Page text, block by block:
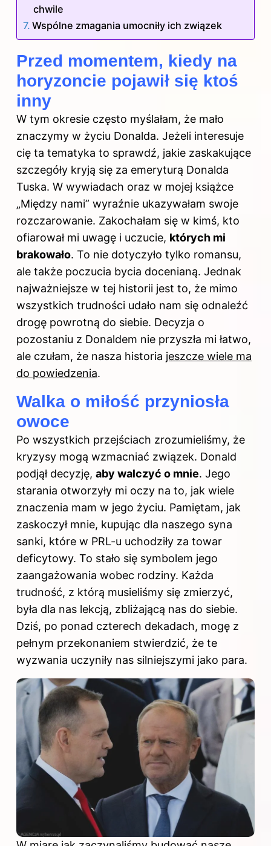
chwile
Wspólne zmagania umocniły ich związek
Przed momentem, kiedy na
horyzoncie pojawił się ktoś
inny
W tym okresie często myślałam, że mało
znaczymy w życiu Donalda. Jeżeli interesuje
cię ta tematyka to sprawdź, jakie zaskakujące
szczegóły kryją się za emeryturą Donalda
Tuska. W wywiadach oraz w mojej książce
„Między nami” wyraźnie ukazywałam swoje
rozczarowanie. Zakochałam się w kimś, kto
ofiarował mi uwagę i uczucie, których mi
brakowało. To nie dotyczyło tylko romansu,
ale także poczucia bycia docenianą. Jednak
najważniejsze w tej historii jest to, że mimo
wszystkich trudności udało nam się odnaleźć
drogę powrotną do siebie. Decyzja o
pozostaniu z Donaldem nie przyszła mi łatwo,
ale czułam, że nasza historia jeszcze wiele ma
do powiedzenia.
Walka o miłość przyniosła
owoce
Po wszystkich przejściach zrozumieliśmy, że
kryzysy mogą wzmacniać związek. Donald
podjął decyzję, aby walczyć o mnie. Jego
starania otworzyły mi oczy na to, jak wiele
znaczenia mam w jego życiu. Pamiętam, jak
zaskoczył mnie, kupując dla naszego syna
sanki, które w PRL-u uchodziły za towar
deficytowy. To stało się symbolem jego
zaangażowania wobec rodziny. Każda
trudność, z którą musieliśmy się zmierzyć,
była dla nas lekcją, zbliżającą nas do siebie.
Dziś, po ponad czterech dekadach, mogę z
pełnym przekonaniem stwierdzić, że te
wyzwania uczyniły nas silniejszymi jako para.